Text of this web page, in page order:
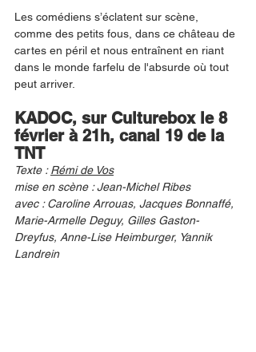
Les comédiens s’éclatent sur scène,
comme des petits fous, dans ce château de
cartes en péril et nous entraînent en riant
dans le monde farfelu de l'absurde où tout
peut arriver.
KADOC, sur Culturebox le 8
février à 21h, canal 19 de la
TNT
Texte : Rémi de Vos
mise en scène : Jean-Michel Ribes
avec : Caroline Arrouas, Jacques Bonnaffé,
Marie-Armelle Deguy, Gilles Gaston-
Dreyfus, Anne-Lise Heimburger, Yannik
Landrein